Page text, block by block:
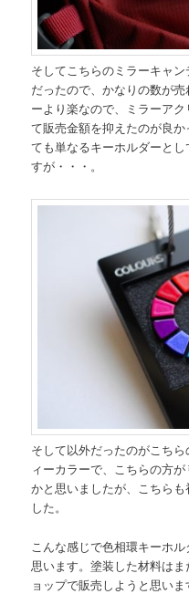
そしてこちらのミラーキャ
だったので、かなりの数が
ーより楽なので、ミラーア
て販売金額を抑えたのが良
ても単なるキーホルダーと
すが・・・。
そして以外だったのがこち
ィーカラーで、こちらの方
かと思いましたが、こちら
した。
こんな感じで色相環キーホ
思います。塗装した材料は
ョップで販売しようと思いま